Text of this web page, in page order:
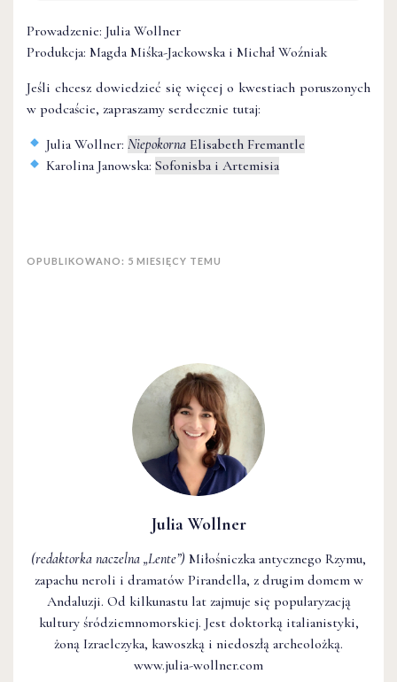
Julia Wollner
(redaktorka naczelna „Lente”) Miłośniczka antycznego Rzymu,
zapachu neroli i dramatów Pirandella, z drugim domem w
Andaluzji. Od kilkunastu lat zajmuje się popularyzacją
kultury śródziemnomorskiej. Jest doktorką italianistyki,
żoną Izraelczyka, kawoszką i niedoszłą archeolożką.
www.julia-wollner.com
Prowadzenie: Julia Wollner
Produkcja: Magda Miśka-Jackowska i Michał Woźniak
Jeśli chcesz dowiedzieć się więcej o kwestiach poruszonych
w podcaście, zapraszamy serdecznie tutaj:
Julia Wollner:Niepokorna Elisabeth Fremantle
Karolina Janowska:Sofonisba i Artemisia
OPUBLIKOWANO: 5 MIESIĘCY TEMU